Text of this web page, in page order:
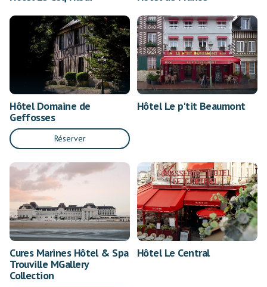
Hôtel Domaine de
Geffosses
Réserver
Hôtel Le p'tit Beaumont
Cures Marines Hôtel & Spa
Trouville MGallery
Collection
Hôtel Le Central